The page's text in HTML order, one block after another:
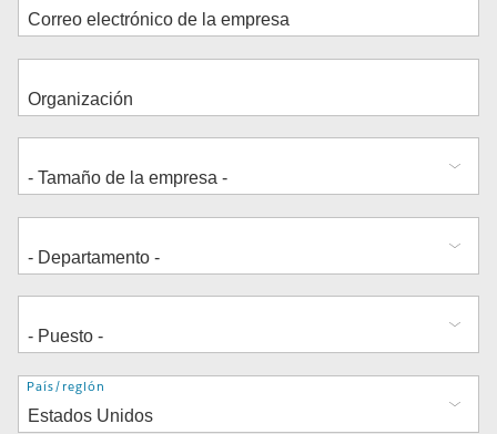
Dirección
País/región